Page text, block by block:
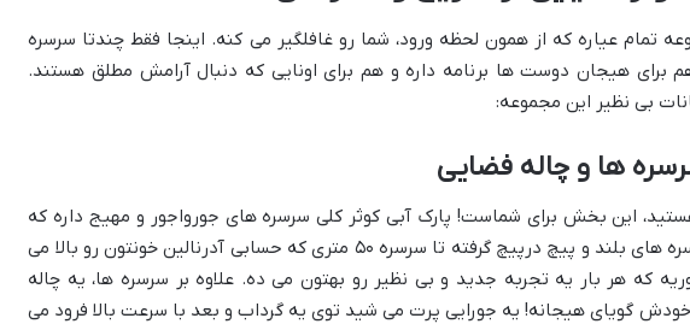
تمام عیاره که از همون لحظه ورود، شما رو غافلگیر می کنه. اینجا فقط چندتا سرسره
برای هیجان دوست ها برنامه داره و هم برای اونایی که دنبال آرامش مطلق هستند.
بی نظیر این مجموعه:
ها و چاله فضایی
این بخش برای شماست! پارک آبی کوثر کلی سرسره های جورواجور و مهیج داره که
دل هر کسی رو می بره. از سرسره های بلند و پیچ درپیچ گرفته تا سرسره ۵۰ متری که حسابی آدرنالین خونتون رو بالا می
که هر بار یه تجربه جدید و بی نظیر رو بهتون می ده. علاوه بر سرسره ها، یه چاله
گویای هیجانه! یه جورایی پرت می شید توی یه گرداب و بعد با سرعت بالا فرود می